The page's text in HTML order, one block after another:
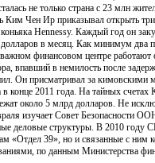
не только страна с 23 млн
Чен Ир приказывал открыть
Hennessy. Каждый год он
в месяц. Как минимум два
финансовом центре работают
в немилость после
Он присматривал за кимовскими
конце 2011 года. На тайных
около 5 млрд долларов. Не
изучает Совет Безопасности
деловые структуры. В 2010
«Отдел 39», но и связанные с
по данным Министерства